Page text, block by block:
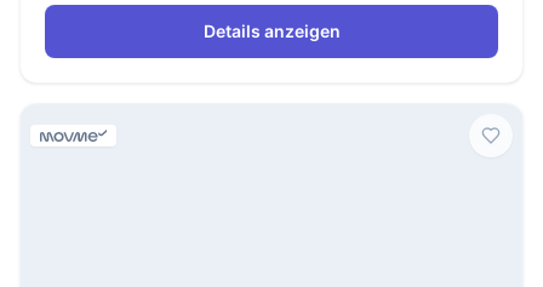
Details anzeigen